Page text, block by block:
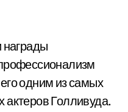
награды
одним из самых
Голливуда.